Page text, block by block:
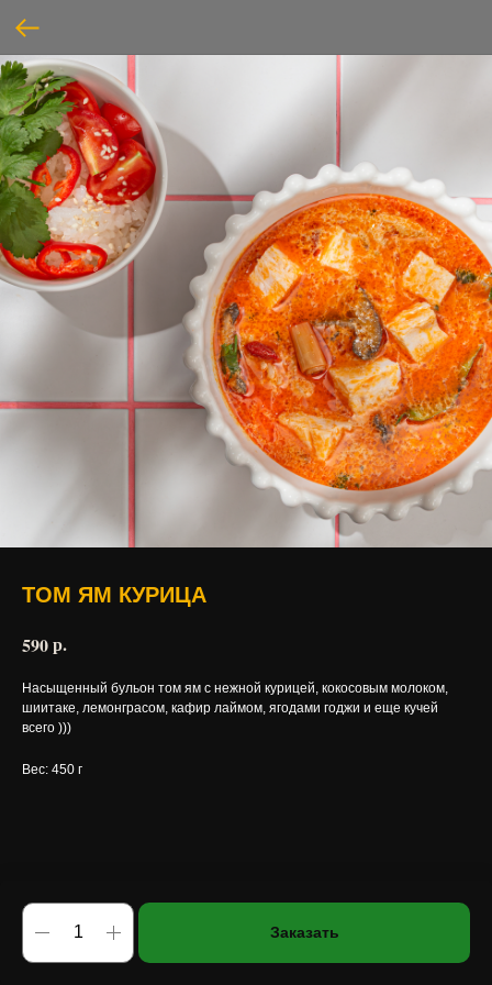
ТОМ ЯМ КУРИЦА
590р.
Заказать
Насыщенный бульон том ям с нежной курицей, кокосовым молоком,
шиитаке, лемонграсом, кафир лаймом, ягодами годжи и еще кучей
всего )))
Вес: 450 г